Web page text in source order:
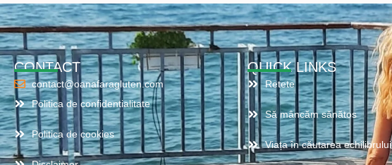
CONTACT
contact@oanafaragluten.com
Politica de confidentialitate
Politica de cookies
QUICK LINKS
Retete
Să mâncăm sănătos
Viața în căutarea echilibrului